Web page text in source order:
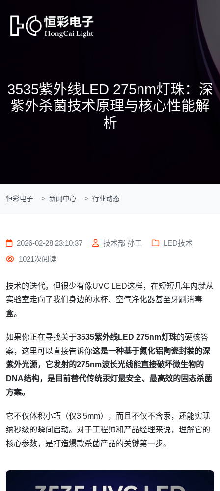
3535紫外线LED 275nm灯珠：深
紫外杀菌技术原理与核心性能解
析
恒彩电子 新闻中心 行业动态
2026-02-28 23:10:37 技术部 孙工
LED技术
1021次阅读
技术的迭代。但很少有像UVC LED这样，在短短几年内就从
实验室走向了我们身边的水杯、空气净化器甚至牙刷消毒
盒。
如果你正在寻找关于3535紫外线LED 275nm灯珠的硬核答
案，这里可以直接告诉你这是一种基于氮化铝陶瓷封装的深
紫外光源，它发射的275nm波长光线能直接破坏微生物的
DNA结构，是目前替代传统汞灯最安全、最高效的固态杀菌
方案。
它不仅体积小巧（仅3.5mm），而且不仅不含汞，还能实现
纳秒级的瞬间启动。对于工程师和产品经理来说，理解它的
核心参数，是打造爆款杀菌产品的关键第一步。